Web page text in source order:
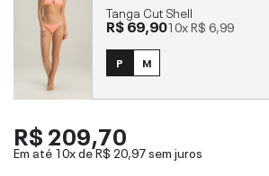
Tanga Cut Shell
R$ 69,9010xR$ 6,99
P M
R$ 209,70
Em até 10x deR$ 20,97sem juros